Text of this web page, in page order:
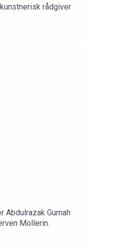
rådgiver
Gurnah
Mollerin.